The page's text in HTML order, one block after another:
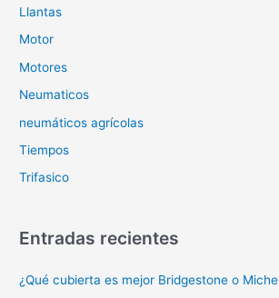
Llantas
Motor
Motores
Neumaticos
neumáticos agrícolas
Tiempos
Trifasico
Entradas recientes
¿Qué cubierta es mejor Bridgestone o